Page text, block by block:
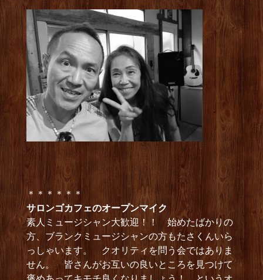
＊＊＊＊＊＊
サロンゴカフェのオープンマイク
素人ミュージシャン大歓迎！！ 始めたばかりの
方、ブランクミュージシャンの方もたさくんいら
っしゃいます。 クオリティを問う会ではありま
せん。 皆さんがお互いの良いところを見つけて